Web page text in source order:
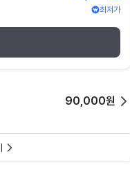
최저가
90,000원